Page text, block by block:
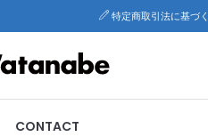
特定商取引法に基づ
CONTACT